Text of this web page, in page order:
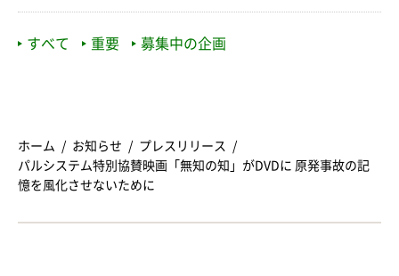
すべて 重要 募集中の企画
ホーム お知らせ
プレスリリース
パルシステム特別協賛映画「無知の知」がDVDに 原発事故の記
憶を風化させないために